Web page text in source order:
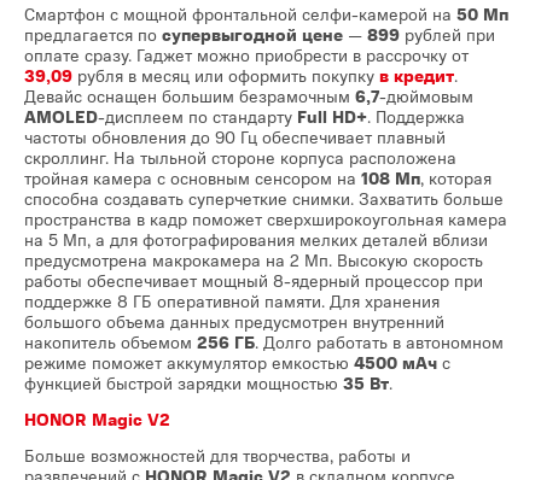
Смартфон с мощной фронтальной селфи-камерой на 50 Мп
предлагается по супервыгодной цене — 899 рублей при
оплате сразу. Гаджет можно приобрести в рассрочку от
39,09 рубля в месяц или оформить покупку в кредит.
Девайс оснащен большим безрамочным 6,7-дюймовым
AMOLED-дисплеем по стандарту Full HD+. Поддержка
частоты обновления до 90 Гц обеспечивает плавный
скроллинг. На тыльной стороне корпуса расположена
тройная камера с основным сенсором на 108 Мп, которая
способна создавать суперчеткие снимки. Захватить больше
пространства в кадр поможет сверхширокоугольная камера
на 5 Мп, а для фотографирования мелких деталей вблизи
предусмотрена макрокамера на 2 Мп. Высокую скорость
работы обеспечивает мощный 8-ядерный процессор при
поддержке 8 ГБ оперативной памяти. Для хранения
большого объема данных предусмотрен внутренний
накопитель объемом 256 ГБ. Долго работать в автономном
режиме поможет аккумулятор емкостью 4500 мАч с
функцией быстрой зарядки мощностью 35 Вт.
HONOR Magic V2
Больше возможностей для творчества, работы и